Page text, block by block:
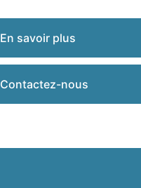
En savoir plus
Contactez-nous